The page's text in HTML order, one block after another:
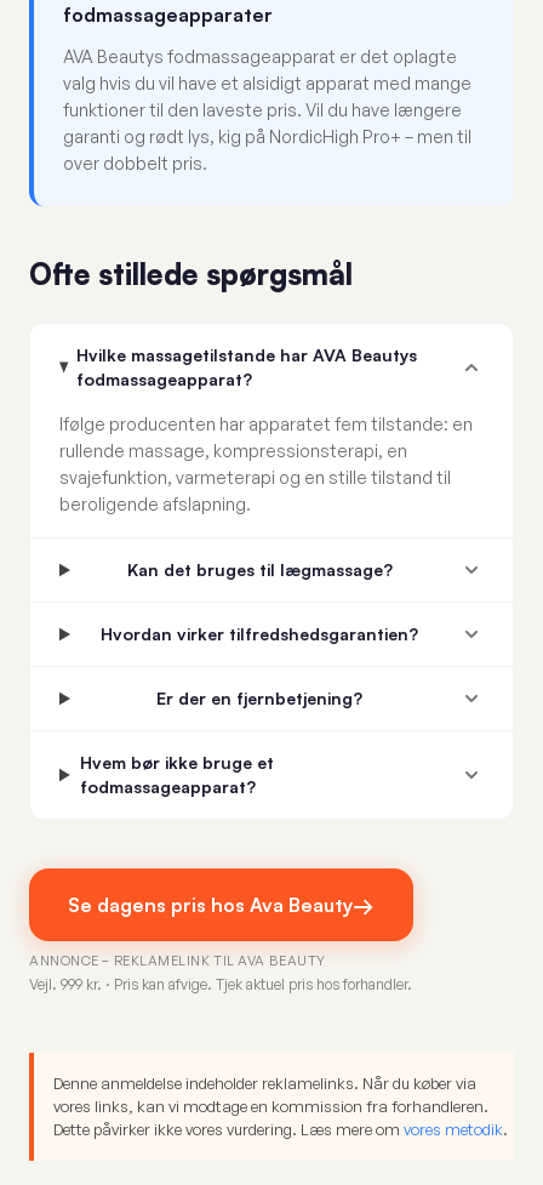
fodmassageapparater
AVA Beautys fodmassageapparat er det oplagte
valg hvis du vil have et alsidigt apparat med mange
funktioner til den laveste pris. Vil du have længere
garanti og rødt lys, kig på NordicHigh Pro+ – men til
over dobbelt pris.
Ofte stillede spørgsmål
Hvilke massagetilstande har AVA Beautys
fodmassageapparat?
Ifølge producenten har apparatet fem tilstande: en
rullende massage, kompressionsterapi, en
svajefunktion, varmeterapi og en stille tilstand til
beroligende afslapning.
Kan det bruges til lægmassage?
Hvordan virker tilfredshedsgarantien?
Er der en fjernbetjening?
Hvem bør ikke bruge et
fodmassageapparat?
Se dagens pris hos Ava Beauty→
ANNONCE – REKLAMELINK TIL AVA BEAUTY
Vejl. 999 kr. · Pris kan afvige. Tjek aktuel pris hos forhandler.
Denne anmeldelse indeholder reklamelinks. Når du køber via
vores links, kan vi modtage en kommission fra forhandleren.
Dette påvirker ikke vores vurdering. Læs mere om vores metodik.